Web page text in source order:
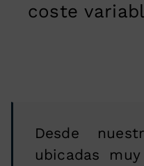
coste
Desde
ubicadas